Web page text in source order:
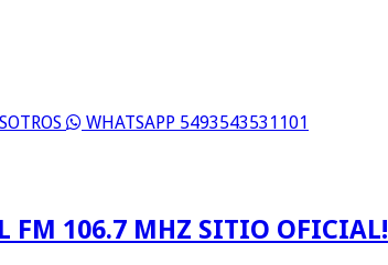
WHATSAPP 5493543531101
FM 106.7 MHZ SITIO OFICIAL!